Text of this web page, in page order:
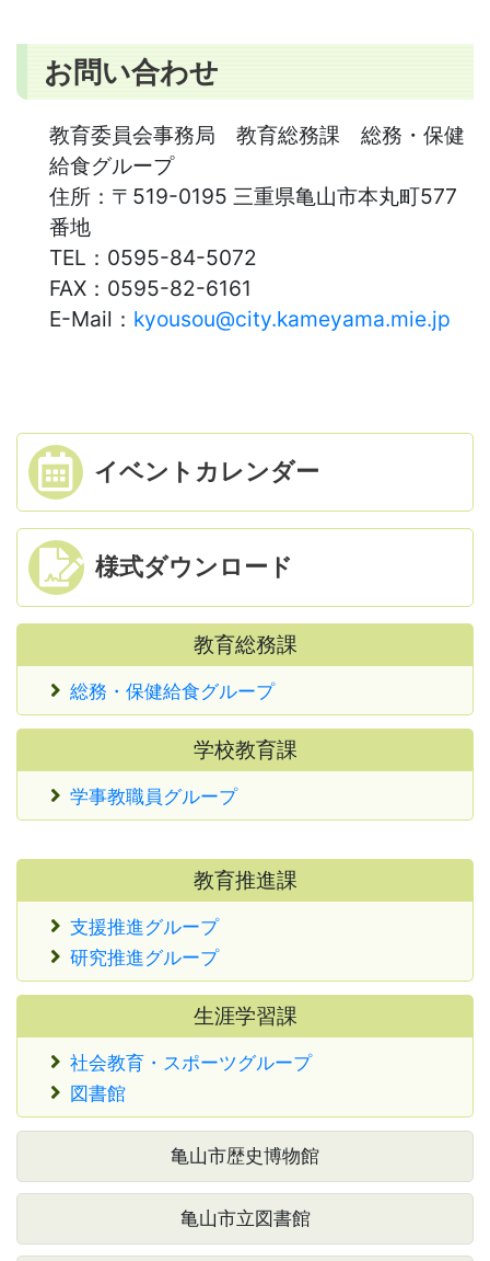
イベント カレンダー
様式ダウンロード
教育総務課
総務・保健給食グループ
学校教育課
学事教職員グループ
教育推進課
支援推進グループ
研究推進グループ
生涯学習課
社会教育・スポーツグループ
図書館
亀山市歴史博物館
亀山市立図書館
お問い合わせ
教育委員会事務局 教育総務課 総務・保健
給食グループ
住所： 〒519-0195 三重県亀山市本丸町577
番地
TEL： 0595-84-5072
FAX： 0595-82-6161
E-Mail： kyousou@city.kameyama.mie.jp